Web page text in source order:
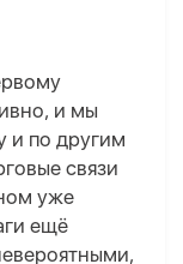
и мы
и по другим
связи
уже
ещё